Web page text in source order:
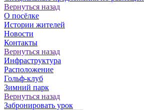
Вернуться назад
О посёлке
Истории жителей
Новости
Контакты
Вернуться назад
Инфраструктура
Расположение
Гольф-клуб
Зимний парк
Вернуться назад
Забронировать урок